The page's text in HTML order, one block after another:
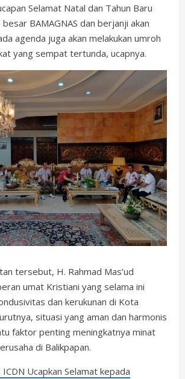
Selamat Natal dan Tahun Baru
BAMAGNAS dan berjanji akan
agenda juga akan melakukan umroh
yang sempat tertunda, ucapnya.
tersebut, H. Rahmad Mas’ud
umat Kristiani yang selama ini
dan kerukunan di Kota
situasi yang aman dan harmonis
faktor penting meningkatnya minat
di Balikpapan.
ICDN Ucapkan Selamat kepada